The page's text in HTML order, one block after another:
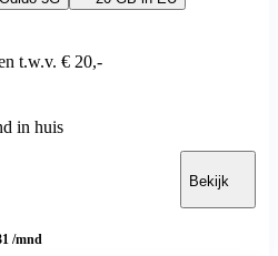
A17 5G
X
5
G
t.w.v. € 20,-
in huis
Bekijk
/mnd